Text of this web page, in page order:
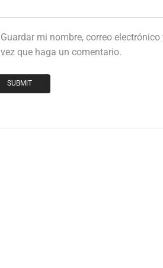
Guardar mi nombre, correo
vez que haga un comentario.